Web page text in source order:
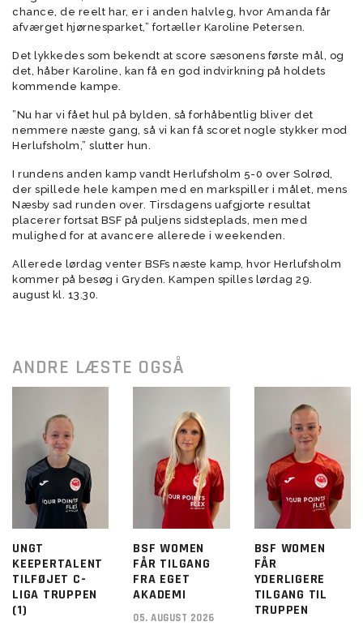
chance, de reelt har, er i anden halvleg, hvor Amanda får
afværget hjørnesparket,” fortæller Karoline Petersen.
Det lykkedes som bekendt at score sæsonens første mål, og
det, håber Karoline, kan få en god indvirkning på holdets
kommende kampe.
”Nu har vi fået hul på bylden, så forhåbentlig bliver det
nemmere næste gang, så vi kan få scoret nogle stykker mod
Herlufsholm,” slutter hun.
I rundens anden kamp vandt Herlufsholm 5-0 over Solrød,
der spillede hele kampen med en markspiller i målet, mens
Næsby sad runden over. Tirsdagens uafgjorte resultat
placerer fortsat BSF på puljens sidsteplads, men med
mulighed for at avancere allerede i weekenden.
Allerede lørdag venter BSFs næste kamp, hvor Herlufsholm
kommer på besøg i Gryden. Kampen spilles lørdag 29.
august kl. 13.30.
ANDRE LÆSTE OGSÅ
UNGT
KEEPERTALENT
TILFØJET C-
LIGA TRUPPEN
(1)
BSF WOMEN
FÅR TILGANG
FRA EGET
AKADEMI
05. AUGUST 2026
BSF WOMEN
FÅR
YDERLIGERE
TILGANG TIL
TRUPPEN